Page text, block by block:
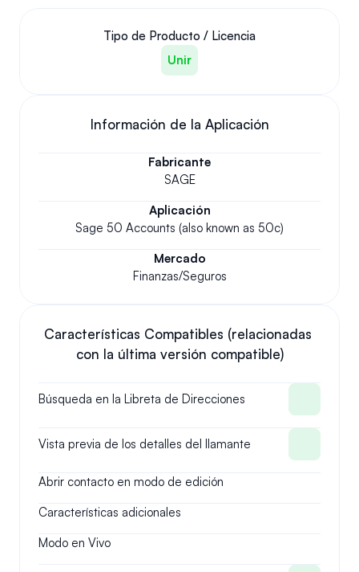
Tipo de Producto / Licencia
Unir
Información de la Aplicación
Fabricante
SAGE
Aplicación
Sage 50 Accounts (also known as 50c)
Mercado
Finanzas/Seguros
Características Compatibles (relacionadas
con la última versión compatible)
Búsqueda en la Libreta de Direcciones
Vista previa de los detalles del llamante
Abrir contacto en modo de edición
Características adicionales
Modo en Vivo